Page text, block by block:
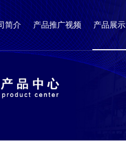
简介 产品推广视频 产品展示